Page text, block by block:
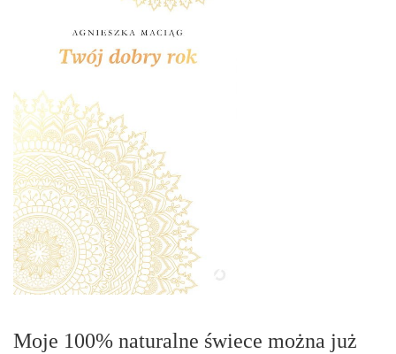
Moje 100% naturalne świece można już